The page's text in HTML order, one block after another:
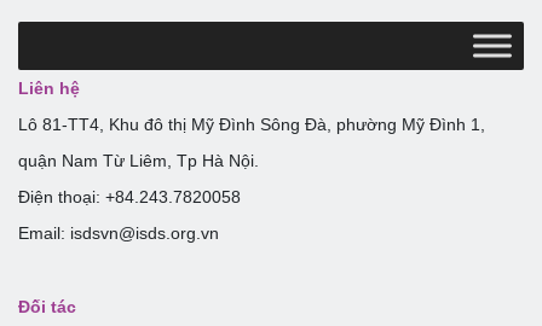
Liên hệ
Lô 81-TT4, Khu đô thị Mỹ Đình Sông Đà, phường Mỹ Đình 1,
quận Nam Từ Liêm, Tp Hà Nội.
Điện thoại: +84.243.7820058
Email: isdsvn@isds.org.vn
Đối tác